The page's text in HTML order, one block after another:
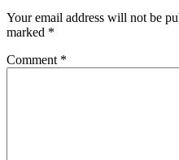
Your email address will not be
marked *
Comment *